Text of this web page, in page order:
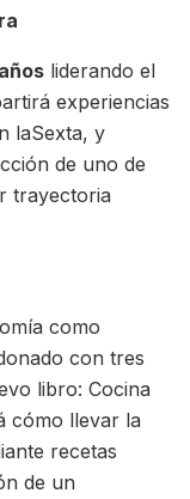
liderando el
experiencias
laSexta, y
de uno de
trayectoria
como
con tres
libro: Cocina
cómo llevar la
recetas
de un